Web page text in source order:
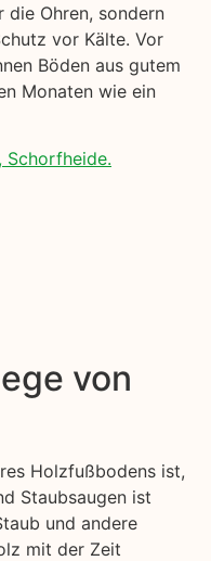
die Ohren, sondern
vor Kälte. Vor
Böden aus gutem
Monaten wie ein
Schorfheide.
von
Holzfußbodens ist,
Staubsaugen ist
und andere
mit der Zeit